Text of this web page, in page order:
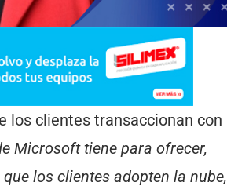
los clientes transaccionan con
Microsoft tiene para ofrecer,
los clientes adopten la nube,